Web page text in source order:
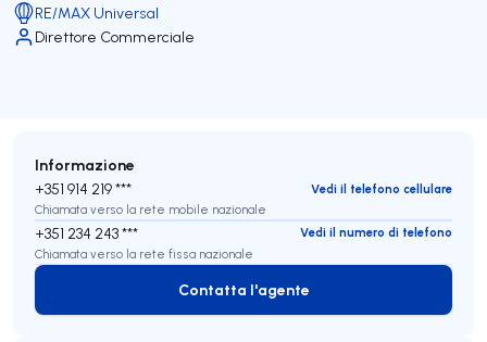
RE/MAX Universal
Direttore Commerciale
Informazione
+351 914 219 ***
Vedi il telefono cellulare
Chiamata verso la rete mobile nazionale
+351 234 243 ***
Vedi il numero di telefono
Chiamata verso la rete fissa nazionale
Contatta l'agente
Contatta l'agente